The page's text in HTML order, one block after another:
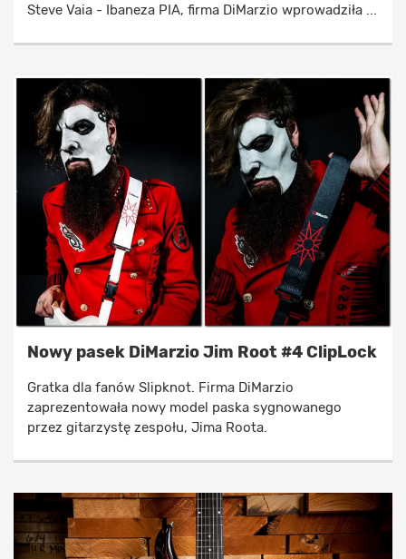
Steve Vaia - Ibaneza PIA, firma DiMarzio wprowadziła ...
Nowy pasek DiMarzio Jim Root #4 ClipLock
Gratka dla fanów Slipknot. Firma DiMarzio
zaprezentowała nowy model paska sygnowanego
przez gitarzystę zespołu, Jima Roota.